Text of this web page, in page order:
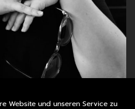
Website und unseren Service zu